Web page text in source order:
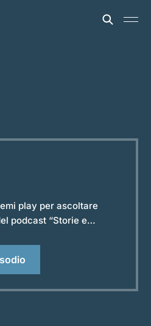
podcast “Storie e
il lago Titicaca. Un